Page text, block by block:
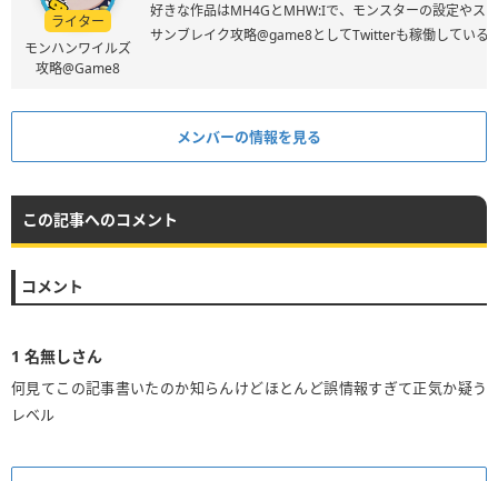
ライター
モンハンワイルズ
攻略@Game8
好きな作品はMH4GとMHW:Iで、モンスターの設定やス
サンブレイク攻略@game8としてTwitterも稼働している
メンバーの情報を見る
この記事へのコメント
コメント
1 名無しさん
何見てこの記事書いたのか知らんけどほとんど誤情報すぎて正気か疑う
レベル